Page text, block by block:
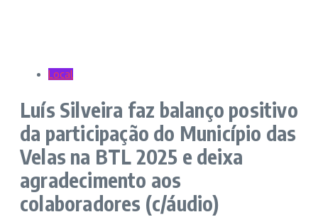
Local
Luís Silveira faz balanço positivo
da participação do Município das
Velas na BTL 2025 e deixa
agradecimento aos
colaboradores (c/áudio)